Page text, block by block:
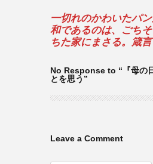
一切れのかわいたパ
和であるのは、ごち
ちた家にまさる。箴
No Response to “『母の
とを思う”
Leave a Comment